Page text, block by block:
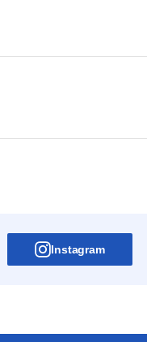
Instagram